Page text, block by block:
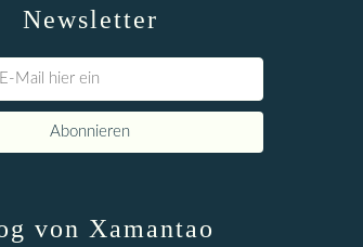
Newsletter
von Xamantao